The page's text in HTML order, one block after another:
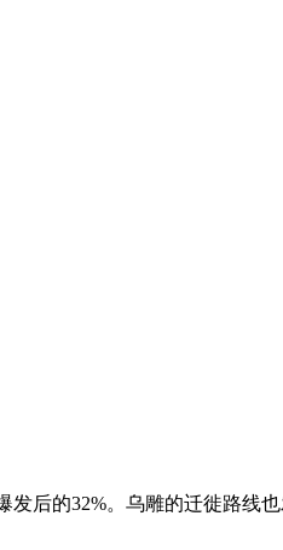
后的32%。乌雕的迁徙路线